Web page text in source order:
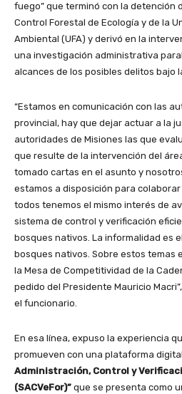
fuego” que terminó con la detención
Control Forestal de Ecología y de la
Ambiental (UFA) y derivó en la
una investigación administrativa
alcances de los posibles delitos bajo
“Estamos en comunicación con las
provincial, hay que dejar actuar a la
autoridades de Misiones las que
que resulte de la intervención del
tomado cartas en el asunto y
estamos a disposición para
todos tenemos el mismo interés de
sistema de control y verificación
bosques nativos. La informalidad es
bosques nativos. Sobre estos temas
la Mesa de Competitividad de la
pedido del Presidente Mauricio
el funcionario.
En esa línea, expuso la experiencia
promueven con una plataforma
Administración, Control y
(SACVeFor)” que se presenta como